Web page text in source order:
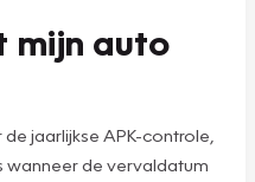
mijn auto
jaarlijkse APK-controle,
wanneer de vervaldatum